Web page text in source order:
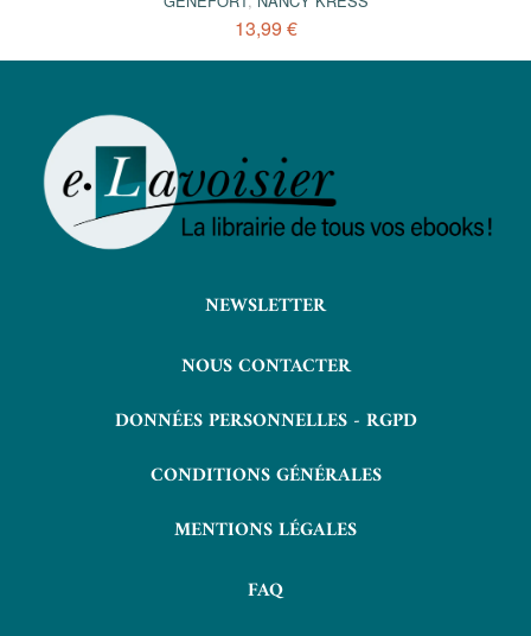
13,99 €
NEWSLETTER
NOUS CONTACTER
DONNÉES PERSONNELLES - RGPD
CONDITIONS GÉNÉRALES
MENTIONS LÉGALES
FAQ